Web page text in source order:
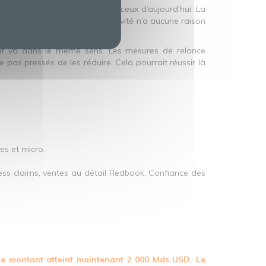
potentielle inférieurs à ceux d’aujourd’hui. La
18-65 ans – et la productivité n’a aucune raison
dans le même sens. Les mesures de relance
pressés de les réduire. Cela pourrait réussir là
et micro.
claims, ventes au détail Redbook, Confiance des
montant atteint maintenant 2 000 Mds USD. Le